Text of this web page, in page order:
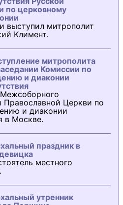
по церковному
выступил митрополит
Климент.
митрополита
Комиссии по
и диаконии
Православной Церкви по
и диаконии
в Москве.
праздник в
местного
утренник